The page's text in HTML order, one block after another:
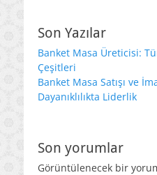
Son Yazılar
Banket Masa Üreticisi:
Çeşitleri
Banket Masa Satışı ve
Dayanıklılıkta Liderlik
Son yorumlar
Görüntülenecek bir